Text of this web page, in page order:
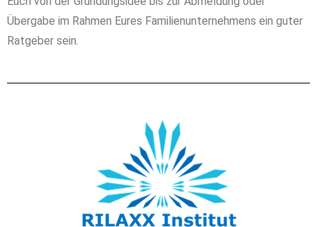
Übergabe im Rahmen Eures Familienunternehmens ein guter
Ratgeber sein.